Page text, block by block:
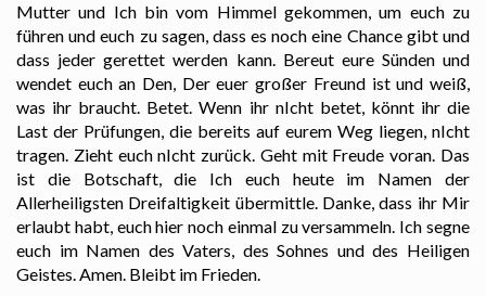
Mutter und Ich bin vom Himmel gekommen, um euch zu
führen und euch zu sagen, dass es noch eine Chance gibt und
dass jeder gerettet werden kann. Bereut eure Sünden und
wendet euch an Den, Der euer großer Freund ist und weiß,
was ihr braucht. Betet. Wenn ihr nIcht betet, könnt ihr die
Last der Prüfungen, die bereits auf eurem Weg liegen, nIcht
tragen. Zieht euch nIcht zurück. Geht mit Freude voran. Das
ist die Botschaft, die Ich euch heute im Namen der
Allerheiligsten Dreifaltigkeit übermittle. Danke, dass ihr Mir
erlaubt habt, euch hier noch einmal zu versammeln. Ich segne
euch im Namen des Vaters, des Sohnes und des Heiligen
Geistes. Amen. Bleibt im Frieden.